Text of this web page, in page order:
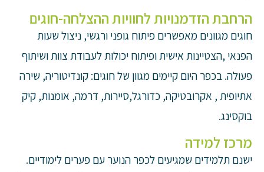
הרחבת הזדמנויות לחוויות ההצלחה-חוגים
חוגים מגוונים מאפשרים פיתוח גופני ורגשי, ניצול שעות
הפנאי ,הצטיינות אישית ופיתוח יכולות לעבודת צוות ושיתוף
פעולה. בכפר היום קיימים מגוון של חוגים: קונדיטוריה, שירה
אתיופית , אקרובטיקה, כדורגל,סיירות, דרמה, אומנות, קיק
בוקסינג.
מרכז למידה
ישנם תלמידים שמגיעים לכפר הנוער עם פערים לימודיים.